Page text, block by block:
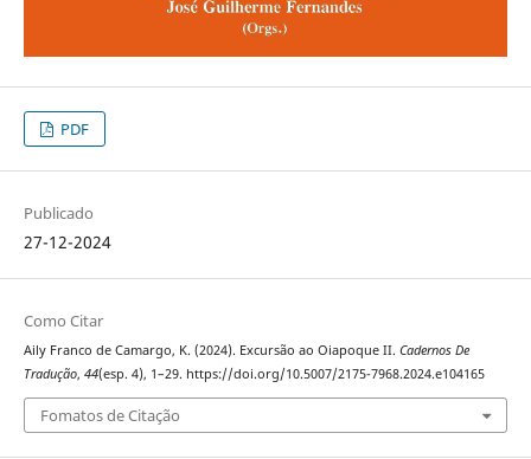
PDF
Publicado
27-12-2024
Como Citar
Aily Franco de Camargo, K. (2024). Excursão ao Oiapoque II. Cadernos De
Tradução, 44(esp. 4), 1–29. https://doi.org/10.5007/2175-7968.2024.e104165
Fomatos de Citação